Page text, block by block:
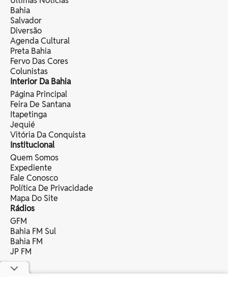
Bahia
Salvador
Diversão
Agenda Cultural
Preta Bahia
Fervo Das Cores
Colunistas
Interior Da Bahia
Página Principal
Feira De Santana
Itapetinga
Jequié
Vitória Da Conquista
Institucional
Quem Somos
Expediente
Fale Conosco
Política De Privacidade
Mapa Do Site
Rádios
GFM
Bahia FM Sul
Bahia FM
JP FM